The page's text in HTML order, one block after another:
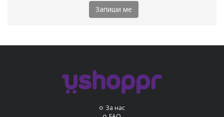
Запиши ме
За нас